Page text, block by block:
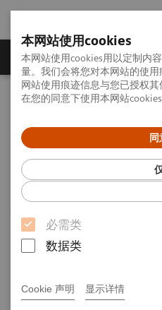
本网站使用cookies
本网站使用cookies用以定制内
量。我们会将您对本网站的使
网站使用痕迹信息与您已授权
在您的同意下使用本网站cookies
必需类
数据类
Cookie 声明 显示详情
产品一览 疾病与临
首页 新闻发布
新闻稿
入使用
西门子医疗创
之巅 ，西藏首
正式投入使用
20-12-14